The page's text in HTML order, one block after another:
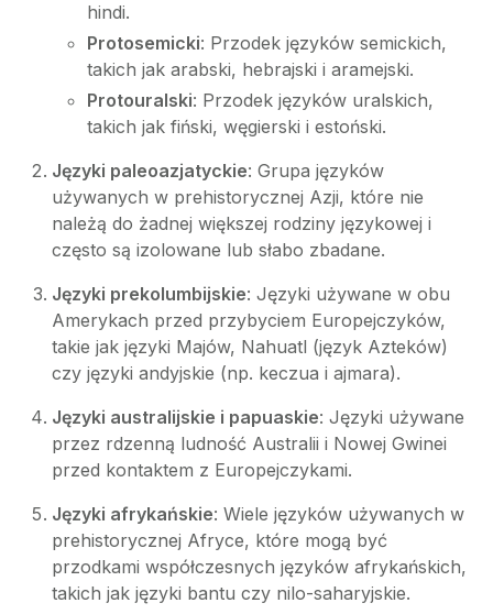
hindi.
Protosemicki: Przodek języków semickich,
takich jak arabski, hebrajski i aramejski.
Protouralski: Przodek języków uralskich,
takich jak fiński, węgierski i estoński.
Języki paleoazjatyckie: Grupa języków
używanych w prehistorycznej Azji, które nie
należą do żadnej większej rodziny językowej i
często są izolowane lub słabo zbadane.
Języki prekolumbijskie: Języki używane w obu
Amerykach przed przybyciem Europejczyków,
takie jak języki Majów, Nahuatl (język Azteków)
czy języki andyjskie (np. keczua i ajmara).
Języki australijskie i papuaskie: Języki używane
przez rdzenną ludność Australii i Nowej Gwinei
przed kontaktem z Europejczykami.
Języki afrykańskie: Wiele języków używanych w
prehistorycznej Afryce, które mogą być
przodkami współczesnych języków afrykańskich,
takich jak języki bantu czy nilo-saharyjskie.